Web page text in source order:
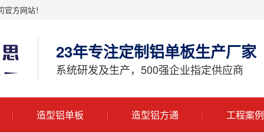
方网站！
23年专注定制铝单板生产厂家
系统研发及生产，500强企业指定供应商
造型铝单板 造型铝方通 工程案例